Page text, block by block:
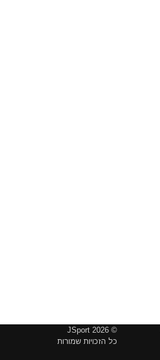
© 2026 JSport
כל הזכויות שמורות